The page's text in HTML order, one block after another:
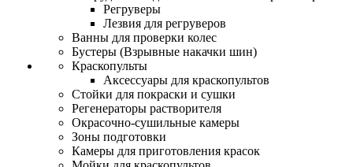
Регруверы
Лезвия для регруверов
Ванны для проверки колес
Бустеры (Взрывные накачки шин)
Краскопульты
Аксессуары для краскопультов
Стойки для покраски и сушки
Регенераторы растворителя
Окрасочно-сушильные камеры
Зоны подготовки
Камеры для приготовления красок